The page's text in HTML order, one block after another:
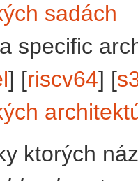
sadách
specific
] [riscv64] [
ktorých